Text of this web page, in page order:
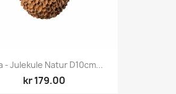
- Julekule Natur D10cm...
kr 179.00